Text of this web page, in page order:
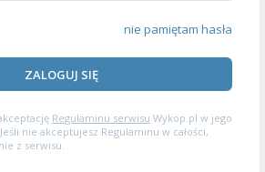
nie pamiętam hasła
ZALOGUJ SIĘ
Regulaminu serwisu Wykop.pl w jego
nie akceptujesz Regulaminu w całości,
z serwisu.